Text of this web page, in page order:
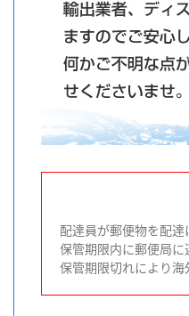
配達員が郵便物を配達
保管期限内に郵便局に
保管期限切れにより海